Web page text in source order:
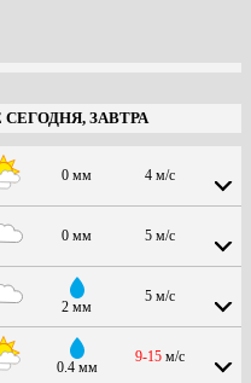
ЗАВТРА
0 мм 4 м/с
0 мм 5 м/с
2 мм
5 м/с
0.4 мм
9-15 м/с